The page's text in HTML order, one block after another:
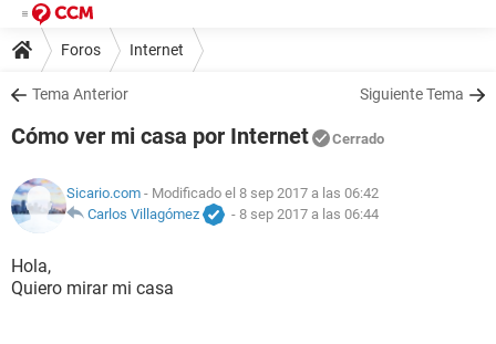
Foros Internet
Tema Anterior Siguiente Tema
Cómo ver mi casa por Internet Cerrado
Sicario.com - Modificado el 8 sep 2017 a las 06:42
Carlos Villagómez
- 8 sep 2017 a las 06:44
Hola,
Quiero mirar mi casa